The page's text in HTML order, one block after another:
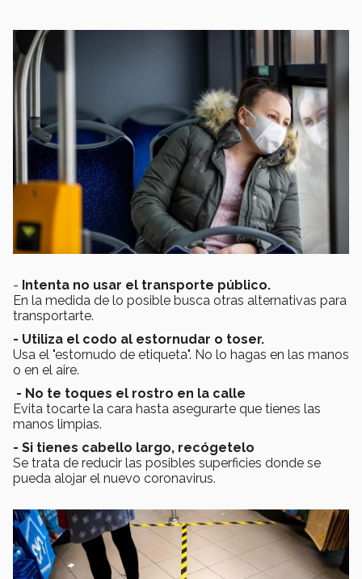
- Intenta no usar el transporte público.
En la medida de lo posible busca otras alternativas para
transportarte.
- Utiliza el codo al estornudar o toser.
Usa el "estornudo de etiqueta". No lo hagas en las manos
o en el aire.
- No te toques el rostro en la calle
Evita tocarte la cara hasta asegurarte que tienes las
manos limpias.
- Si tienes cabello largo, recógetelo
Se trata de reducir las posibles superficies donde se
pueda alojar el nuevo coronavirus.